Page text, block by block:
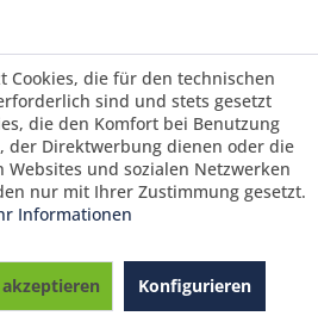
ab 1495 € Warenwert /
3%
Cookies, die für den technischen
sind und stets gesetzt
die den Komfort bei Benutzung
der Direktwerbung dienen oder die
und sozialen Netzwerken
nur mit Ihrer Zustimmung gesetzt.
Informationen
Konfigurieren